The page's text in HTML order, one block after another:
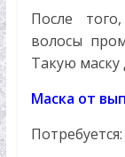
После
волосы
Такую
Маска от
Потребуется: